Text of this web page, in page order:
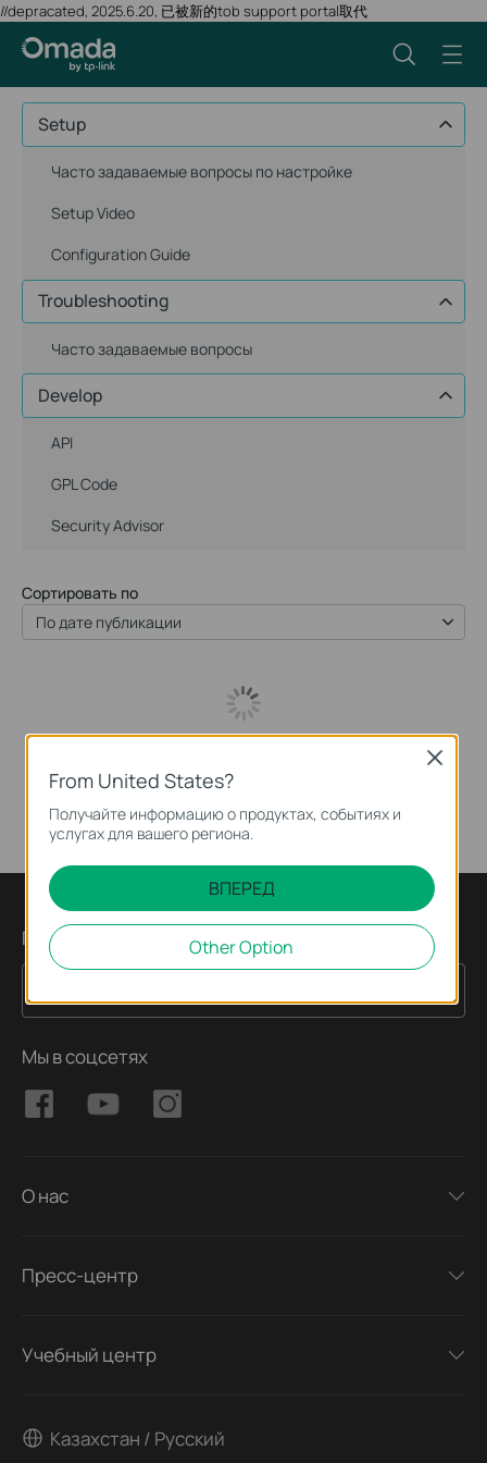
//depracated, 2025.6.20, 已被新的tob support portal取代
Setup
Часто задаваемые вопросы по настройке
Setup Video
Configuration Guide
Troubleshooting
Часто задаваемые вопросы
Develop
API
GPL Code
Security Advisor
Сортировать по
По дате публикации
Подпишитесь на рассылку
Мы в соцсетях
О нас
Пресс-центр
Учебный центр
Казахстан / Русский
From United States?
Получайте информацию о продуктах, событиях и
услугах для вашего региона.
ВПЕРЕД
Other Option
Close